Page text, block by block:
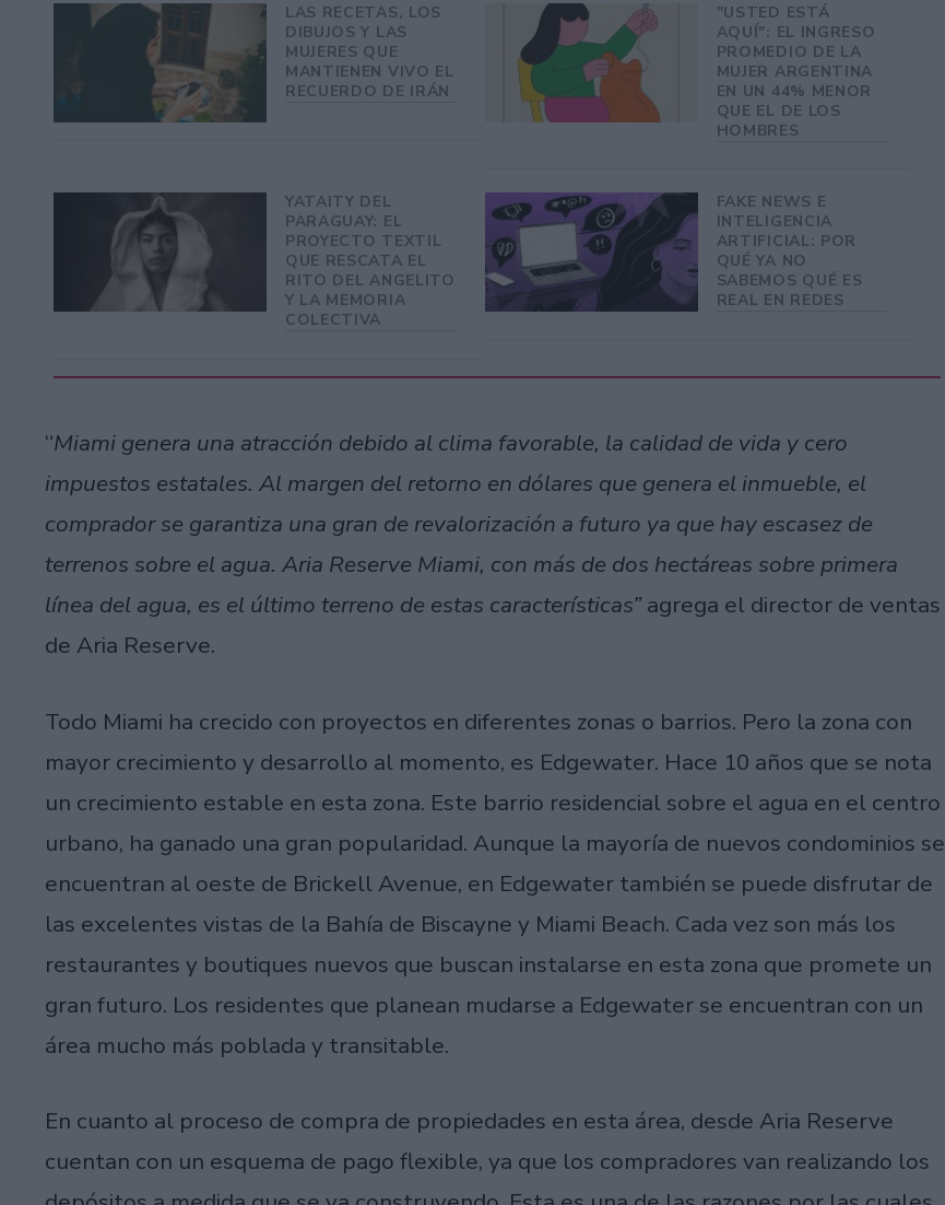
LAS RECETAS, LOS
DIBUJOS Y LAS
MUJERES QUE
MANTIENEN VIVO EL
RECUERDO DE IRÁN
"USTED ESTÁ
AQUÍ": EL INGRESO
PROMEDIO DE LA
MUJER ARGENTINA
EN UN 44% MENOR
QUE EL DE LOS
HOMBRES
YATAITY DEL
PARAGUAY: EL
PROYECTO TEXTIL
QUE RESCATA EL
RITO DEL ANGELITO
Y LA MEMORIA
COLECTIVA
FAKE NEWS E
INTELIGENCIA
ARTIFICIAL: POR
QUÉ YA NO
SABEMOS QUÉ ES
REAL EN REDES
“Miami genera una atracción debido al clima favorable, la calidad de vida y cero
impuestos estatales. Al margen del retorno en dólares que genera el inmueble, el
comprador se garantiza una gran de revalorización a futuro ya que hay escasez de
terrenos sobre el agua. Aria Reserve Miami, con más de dos hectáreas sobre primera
línea del agua, es el último terreno de estas características” agrega el director de ventas
de Aria Reserve.
Todo Miami ha crecido con proyectos en diferentes zonas o barrios. Pero la zona con
mayor crecimiento y desarrollo al momento, es Edgewater. Hace 10 años que se nota
un crecimiento estable en esta zona. Este barrio residencial sobre el agua en el centro
urbano, ha ganado una gran popularidad. Aunque la mayoría de nuevos condominios se
encuentran al oeste de Brickell Avenue, en Edgewater también se puede disfrutar de
las excelentes vistas de la Bahía de Biscayne y Miami Beach. Cada vez son más los
restaurantes y boutiques nuevos que buscan instalarse en esta zona que promete un
gran futuro. Los residentes que planean mudarse a Edgewater se encuentran con un
área mucho más poblada y transitable.
En cuanto al proceso de compra de propiedades en esta área, desde Aria Reserve
cuentan con un esquema de pago flexible, ya que los compradores van realizando los